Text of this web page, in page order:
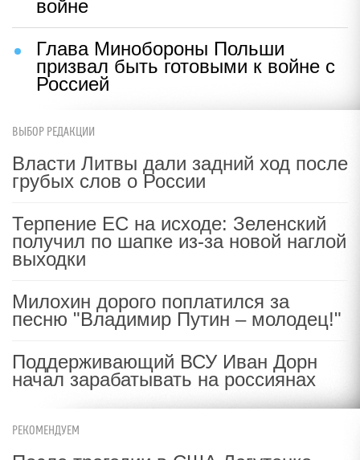
войне
Глава Минобороны Польши
призвал быть готовыми к войне с
Россией
ВЫБОР РЕДАКЦИИ
Власти Литвы дали задний ход после
грубых слов о России
Терпение ЕС на исходе: Зеленский
получил по шапке из-за новой наглой
выходки
Милохин дорого поплатился за
песню "Владимир Путин – молодец!"
Поддерживающий ВСУ Иван Дорн
начал зарабатывать на россиянах
РЕКОМЕНДУЕМ